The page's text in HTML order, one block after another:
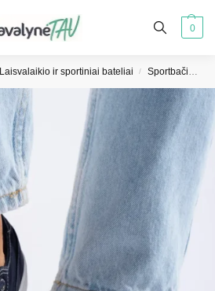
0
Laisvalaikio ir sportiniai bateliai / Sportbačiai moterims